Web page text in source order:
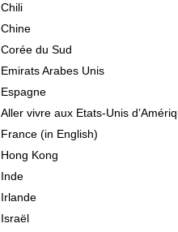
Chili
Chine
Corée du Sud
Emirats Arabes Unis
Espagne
Aller vivre aux Etats-Unis
France (in English)
Hong Kong
Inde
Irlande
Israël